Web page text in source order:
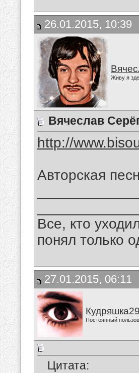
26.01.2015, 10:39
Живу я
Вячеслав
http://
Авторская
Все, кто
понял только
27.01.2015, 06:11
Постоянный
Цитата: